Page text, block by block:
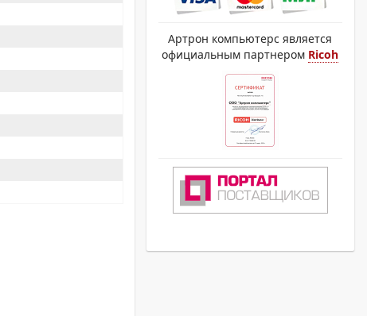
Артрон компьютерс является
официальным партнером Ricoh